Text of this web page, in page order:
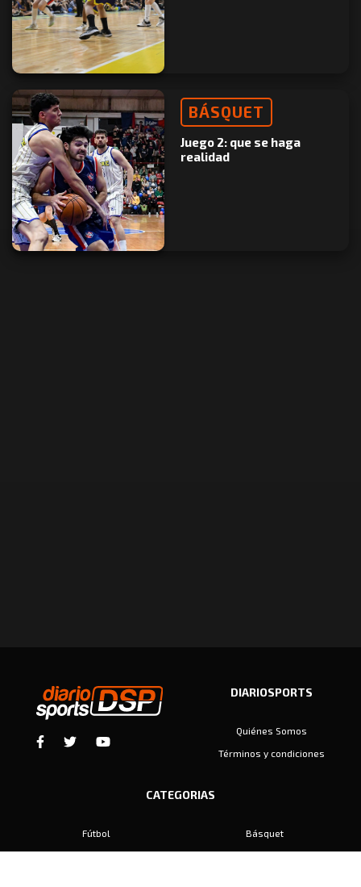
BÁSQUET
Juego 2: que se haga
realidad
DIARIOSPORTS
Quiénes Somos
Términos y condiciones
CATEGORIAS
Fútbol
Básquet